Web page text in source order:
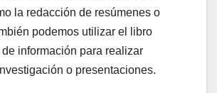
la redacción de resúmenes o
podemos utilizar el libro
información para realizar
o presentaciones.